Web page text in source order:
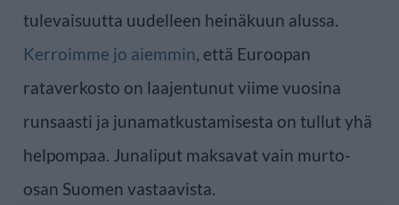
tulevaisuutta uudelleen heinäkuun alussa.
Kerroimme jo aiemmin, että Euroopan
rataverkosto on laajentunut viime vuosina
runsaasti ja junamatkustamisesta on tullut yhä
helpompaa. Junaliput maksavat vain murto-
osan Suomen vastaavista.